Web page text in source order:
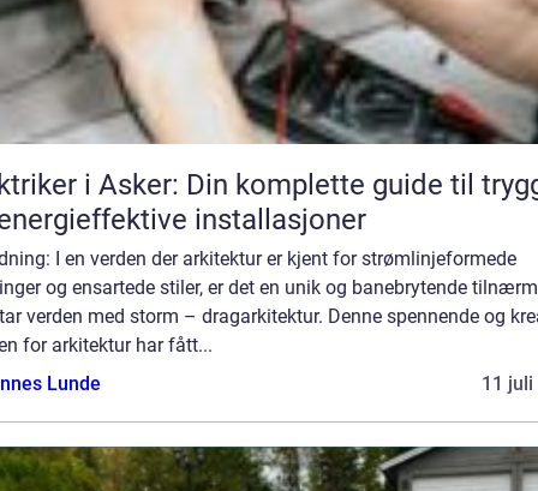
i Asker: Din komplette guide til
installasjoner
I en verden der arkitektur er kjent for strømlinjeformede
og ensartede stiler, er det en unik og banebrytende
verden med storm – dragarkitektur. Denne spennende og
for arkitektur har fått...
Lunde
11 juli